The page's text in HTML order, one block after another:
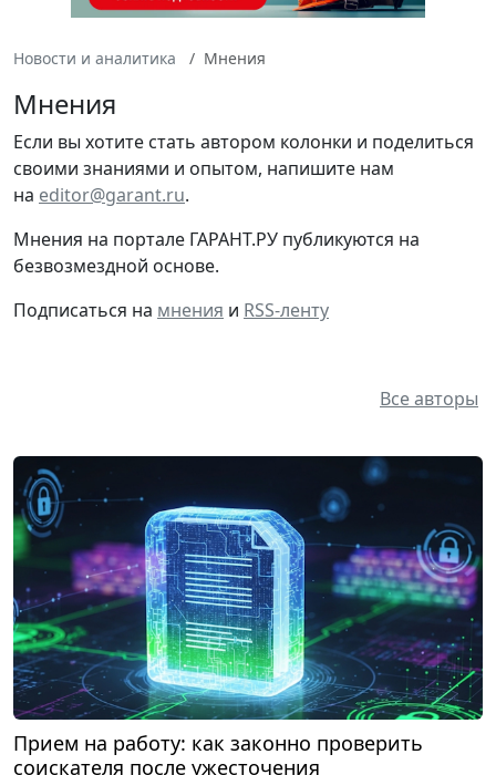
Новости и аналитика Мнения
Мнения
Если вы хотите стать автором колонки и поделиться
своими знаниями и опытом, напишите нам
на editor@garant.ru.
Мнения на портале ГАРАНТ.РУ публикуются на
безвозмездной основе.
Подписаться на мнения и RSS-ленту
Все авторы
Прием на работу: как законно проверить
соискателя после ужесточения